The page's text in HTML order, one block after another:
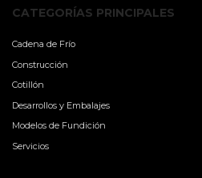
CATEGORÍAS PRINCIPALES
Cadena de Frío
Construcción
Cotillón
Desarrollos y Embalajes
Modelos de Fundición
Servicios